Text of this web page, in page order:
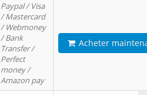
Paypal / Visa
/ Mastercard
/ Webmoney
/ Bank
Transfer /
Perfect
money /
Amazon pay
Acheter